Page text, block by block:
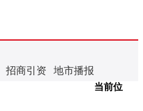
招商引资 地市播报
当前位